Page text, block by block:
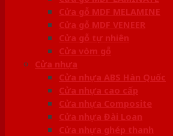
Cửa gỗ MDF MELAMINE
Cửa gỗ MDF VENEER
Cửa gỗ tự nhiên
Cửa vòm gỗ
Cửa nhựa
Cửa nhựa ABS Hàn Quốc
Cửa nhựa cao cấp
Cửa nhựa Composite
Cửa nhựa Đài Loan
Cửa nhựa ghép thanh